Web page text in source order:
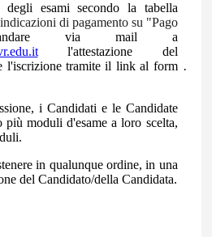
degli esami secondo la tabella
di pagamento su "Pago
via mail a
l'attestazione del
l'iscrizione tramite il link al form
i Candidati e le Candidate
più moduli d'esame a loro scelta,
in qualunque ordine, in una
del Candidato/della Candidata.
·